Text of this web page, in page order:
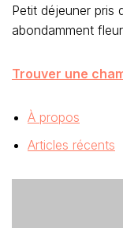
Petit déjeuner pris
abondamment
Trouver une
À propos
Articles récents